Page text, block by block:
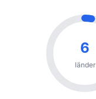
6
länder